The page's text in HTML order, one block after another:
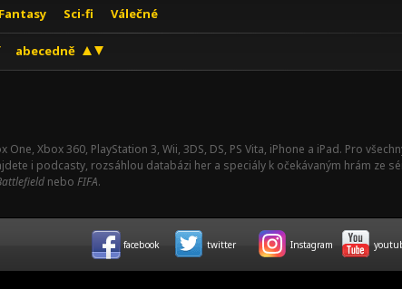
Fantasy Sci-fi Válečné
abecedně
One, Xbox 360, PlayStation 3, Wii, 3DS, DS, PS Vita, iPhone a iPad. Pro
i podcasty, rozsáhlou databázi her a speciály k očekávaným hrám ze
nebo FIFA.
facebook twitter Instagram